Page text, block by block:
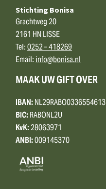
Stichting Bonisa
Grachtweg 20
2161 HN LISSE
Tel:0252 – 418269
Email:info@bonisa.nl
MAAK UW GIFT OVER
IBAN:NL29RABO0336554613
BIC:RABONL2U
KvK:28063971
ANBI:009145370